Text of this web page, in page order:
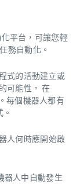
平台，可讓您輕
務自動化。
式的活動建立或
可能性。 在
每個機器人都有
人何時應開始啟
器人中自動發生